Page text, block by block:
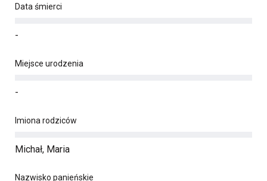
Data śmierci
-
Miejsce urodzenia
-
Imiona rodziców
Michał, Maria
Nazwisko panieńskie